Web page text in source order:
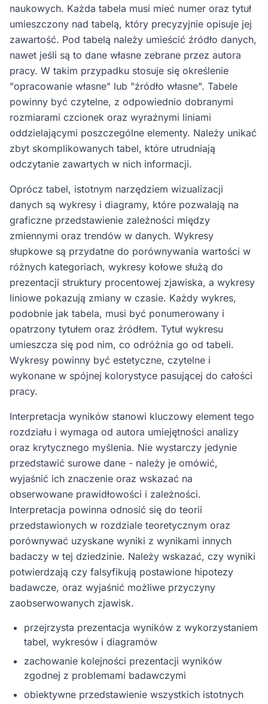
naukowych. Każda tabela musi mieć numer oraz tytuł
umieszczony nad tabelą, który precyzyjnie opisuje jej
zawartość. Pod tabelą należy umieścić źródło danych,
nawet jeśli są to dane własne zebrane przez autora
pracy. W takim przypadku stosuje się określenie
"opracowanie własne" lub "źródło własne". Tabele
powinny być czytelne, z odpowiednio dobranymi
rozmiarami czcionek oraz wyraźnymi liniami
oddzielającymi poszczególne elementy. Należy unikać
zbyt skomplikowanych tabel, które utrudniają
odczytanie zawartych w nich informacji.
Oprócz tabel, istotnym narzędziem wizualizacji
danych są wykresy i diagramy, które pozwalają na
graficzne przedstawienie zależności między
zmiennymi oraz trendów w danych. Wykresy
słupkowe są przydatne do porównywania wartości w
różnych kategoriach, wykresy kołowe służą do
prezentacji struktury procentowej zjawiska, a wykresy
liniowe pokazują zmiany w czasie. Każdy wykres,
podobnie jak tabela, musi być ponumerowany i
opatrzony tytułem oraz źródłem. Tytuł wykresu
umieszcza się pod nim, co odróżnia go od tabeli.
Wykresy powinny być estetyczne, czytelne i
wykonane w spójnej kolorystyce pasującej do całości
pracy.
Interpretacja wyników stanowi kluczowy element tego
rozdziału i wymaga od autora umiejętności analizy
oraz krytycznego myślenia. Nie wystarczy jedynie
przedstawić surowe dane - należy je omówić,
wyjaśnić ich znaczenie oraz wskazać na
obserwowane prawidłowości i zależności.
Interpretacja powinna odnosić się do teorii
przedstawionych w rozdziale teoretycznym oraz
porównywać uzyskane wyniki z wynikami innych
badaczy w tej dziedzinie. Należy wskazać, czy wyniki
potwierdzają czy falsyfikują postawione hipotezy
badawcze, oraz wyjaśnić możliwe przyczyny
zaobserwowanych zjawisk.
przejrzysta prezentacja wyników z wykorzystaniem
tabel, wykresów i diagramów
zachowanie kolejności prezentacji wyników
zgodnej z problemami badawczymi
obiektywne przedstawienie wszystkich istotnych